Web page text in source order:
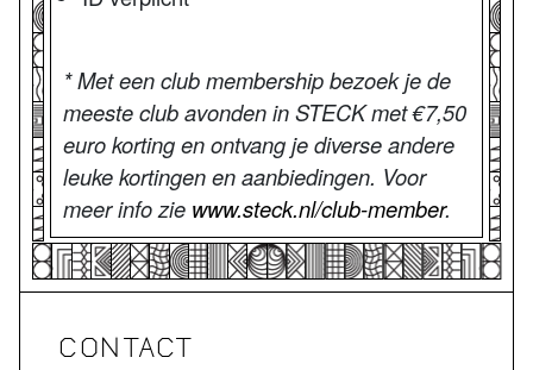
* Met een club membership bezoek je de
meeste club avonden in STECK met €7,50
euro korting en ontvang je diverse andere
leuke kortingen en aanbiedingen. Voor
meer info zie www.steck.nl/club-member.
CONTACT